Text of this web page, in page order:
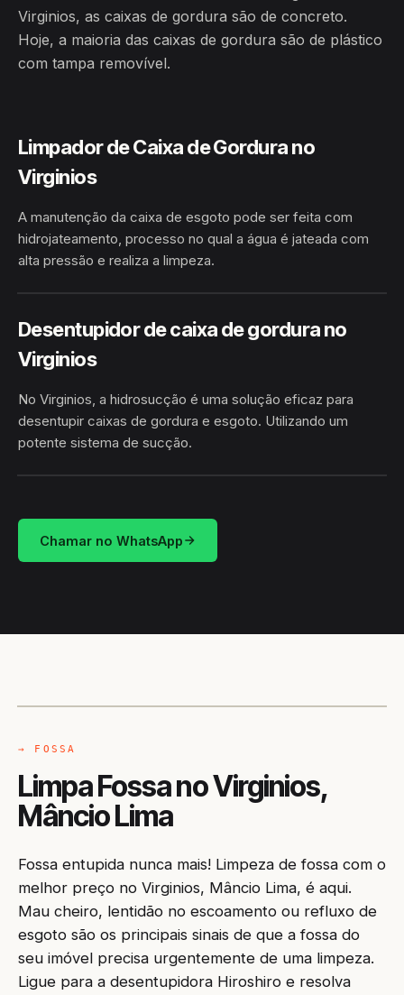
Virginios, as caixas de gordura são de concreto.
Hoje, a maioria das caixas de gordura são de plástico
com tampa removível.
Limpador de Caixa de Gordura no
Virginios
A manutenção da caixa de esgoto pode ser feita com
hidrojateamento, processo no qual a água é jateada com
alta pressão e realiza a limpeza.
HIDROJATEAMENTO VIRGINIOS · MÂNCIO LIMA/AC
Desentupidor de caixa de gordura no
Virginios
No Virginios, a hidrosucção é uma solução eficaz para
desentupir caixas de gordura e esgoto. Utilizando um
potente sistema de sucção.
HIDROSUCÇÃO VIRGINIOS · MÂNCIO LIMA/AC
Chamar no WhatsApp
→ FOSSA
Limpa Fossa no Virginios,
Mâncio Lima
Fossa entupida nunca mais! Limpeza de fossa com o
melhor preço no Virginios, Mâncio Lima, é aqui.
Mau cheiro, lentidão no escoamento ou refluxo de
esgoto são os principais sinais de que a fossa do
seu imóvel precisa urgentemente de uma limpeza.
Ligue para a desentupidora Hiroshiro e resolva